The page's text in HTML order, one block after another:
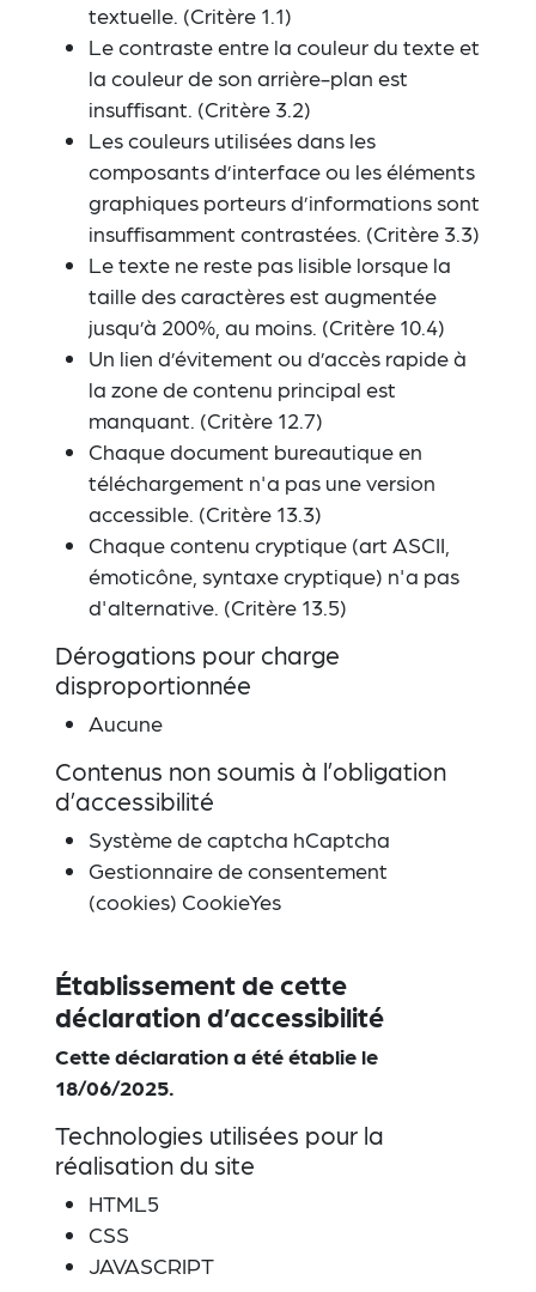
textuelle. (Critère 1.1)
Le contraste entre la couleur du texte et
la couleur de son arrière-plan est
insuffisant. (Critère 3.2)
Les couleurs utilisées dans les
composants d’interface ou les éléments
graphiques porteurs d’informations sont
insuffisamment contrastées. (Critère 3.3)
Le texte ne reste pas lisible lorsque la
taille des caractères est augmentée
jusqu’à 200%, au moins. (Critère 10.4)
Un lien d’évitement ou d’accès rapide à
la zone de contenu principal est
manquant. (Critère 12.7)
Chaque document bureautique en
téléchargement n'a pas une version
accessible. (Critère 13.3)
Chaque contenu cryptique (art ASCII,
émoticône, syntaxe cryptique) n'a pas
d'alternative. (Critère 13.5)
Dérogations pour charge
disproportionnée
Aucune
Contenus non soumis à l’obligation
d’accessibilité
Système de captcha hCaptcha
Gestionnaire de consentement
(cookies) CookieYes
Établissement de cette
déclaration d’accessibilité
Cette déclaration a été établie le
18/06/2025.
Technologies utilisées pour la
réalisation du site
HTML5
CSS
JAVASCRIPT